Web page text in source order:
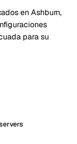
en Ashburn,
para su